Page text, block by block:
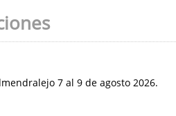
7 al 9 de agosto 2026.